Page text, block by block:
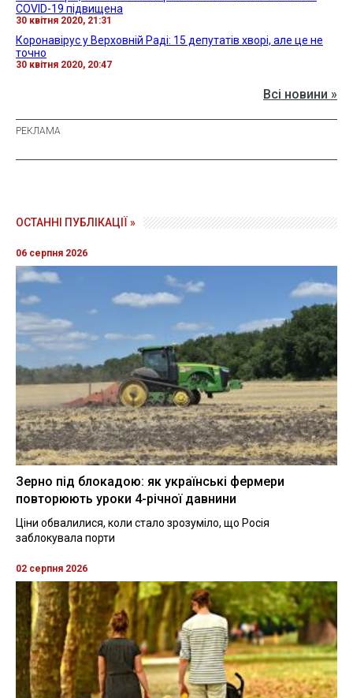
COVID-19 підвищена
30 квітня 2020, 21:31
Коронавірус у Верховній Раді: 15 депутатів хворі, але це не
точно
30 квітня 2020, 20:47
Всі новини »
ОСТАННІ ПУБЛІКАЦІЇ »
06 серпня 2026
Зерно під блокадою: як українські фермери
повторюють уроки 4-річної давнини
Ціни обвалилися, коли стало зрозуміло, що Росія
заблокувала порти
02 серпня 2026